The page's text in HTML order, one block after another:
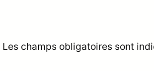
Les champs obligatoires sont